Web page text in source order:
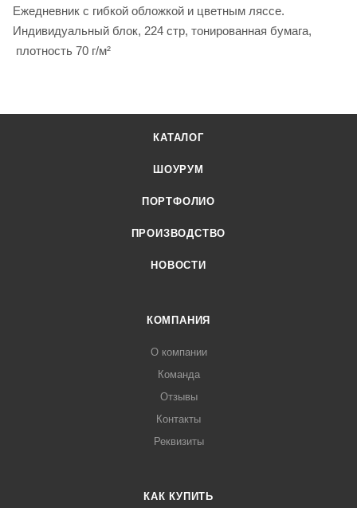
Ежедневник с гибкой обложкой и цветным ляссе.
Индивидуальный блок, 224 стр, тонированная бумага,
плотность 70 г/м²
КАТАЛОГ
ШОУРУМ
ПОРТФОЛИО
ПРОИЗВОДСТВО
НОВОСТИ
КОМПАНИЯ
О компании
Команда
Отзывы
Контакты
Реквизиты
КАК КУПИТЬ